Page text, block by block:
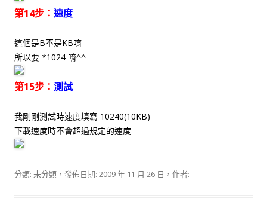
第14步： 速度
這個是B不是KB唷
所以要 *1024 唷^^
第15步： 測試
我剛剛測試時速度填寫 10240(10KB)
下載速度時不會超過規定的速度
分類: 未分類 ，發佈日期: 2009 年 11 月 26 日 ，作者: